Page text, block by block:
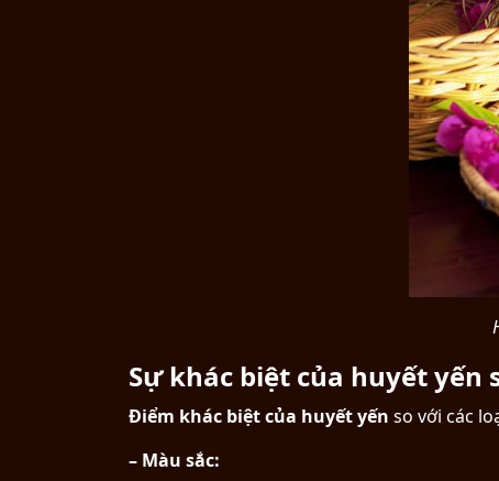
Sự khác biệt của huyết yến
Điểm khác biệt của huyết yến so với các
– Màu sắc: